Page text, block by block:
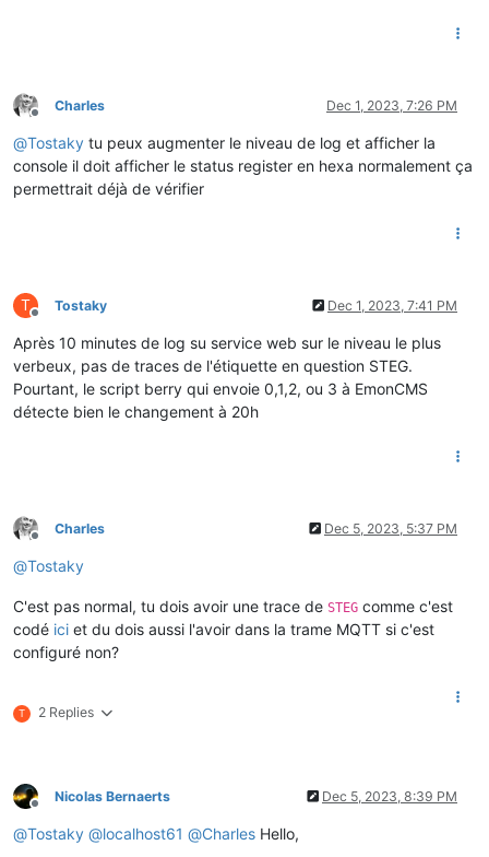
Offline
Charles Dec 1, 2023, 7:26 PM
@Tostaky tu peux augmenter le niveau de log et afficher la
console il doit afficher le status register en hexa normalement ça
permettrait déjà de vérifier
T
Offline
Tostaky Dec 1, 2023, 7:41 PM
Après 10 minutes de log su service web sur le niveau le plus
verbeux, pas de traces de l'étiquette en question STEG.
Pourtant, le script berry qui envoie 0,1,2, ou 3 à EmonCMS
détecte bien le changement à 20h
Offline
Charles Dec 5, 2023, 5:37 PM
@Tostaky
C'est pas normal, tu dois avoir une trace de STEG comme c'est
codé ici et du dois aussi l'avoir dans la trame MQTT si c'est
configuré non?
T 2 Replies
Offline
Nicolas Bernaerts Dec 5, 2023, 8:39 PM
@Tostaky @localhost61 @Charles Hello,